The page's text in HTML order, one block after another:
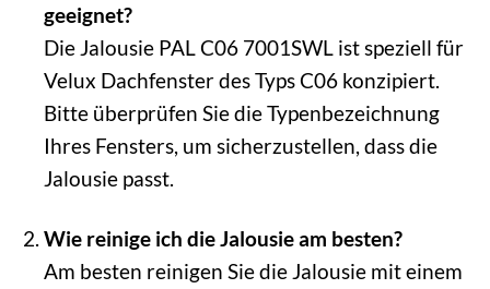
geeignet?
Die Jalousie PAL C06 7001SWL ist speziell für
Velux Dachfenster des Typs C06 konzipiert.
Bitte überprüfen Sie die Typenbezeichnung
Ihres Fensters, um sicherzustellen, dass die
Jalousie passt.
Wie reinige ich die Jalousie am besten?
Am besten reinigen Sie die Jalousie mit einem